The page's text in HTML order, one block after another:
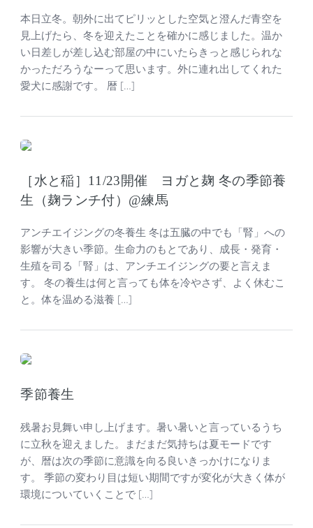
本日立冬。朝外に出てピリッとした空気と澄んだ青空を
見上げたら、冬を迎えたことを確かに感じました。温か
い日差しが差し込む部屋の中にいたらきっと感じられな
かっただろうなーって思います。外に連れ出してくれた
愛犬に感謝です。 暦 […]
［水と稲］11/23開催 ヨガと麹 冬の季節養
生（麹ランチ付）@練馬
アンチエイジングの冬養生 冬は五臓の中でも「腎」への
影響が大きい季節。生命力のもとであり、成長・発育・
生殖を司る「腎」は、アンチエイジングの要と言えま
す。 冬の養生は何と言っても体を冷やさず、よく休むこ
と。体を温める滋養 […]
季節養生
残暑お見舞い申し上げます。暑い暑いと言っているうち
に立秋を迎えました。まだまだ気持ちは夏モードです
が、暦は次の季節に意識を向る良いきっかけになりま
す。 季節の変わり目は短い期間ですが変化が大きく体が
環境についていくことで […]